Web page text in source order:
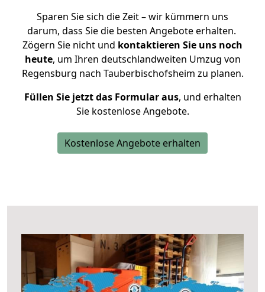
Sparen Sie sich die Zeit – wir kümmern uns
darum, dass Sie die besten Angebote erhalten.
Zögern Sie nicht und kontaktieren Sie uns noch
heute, um Ihren deutschlandweiten Umzug von
Regensburg nach Tauberbischofsheim zu planen.
Füllen Sie jetzt das Formular aus, und erhalten
Sie kostenlose Angebote.
Kostenlose Angebote erhalten